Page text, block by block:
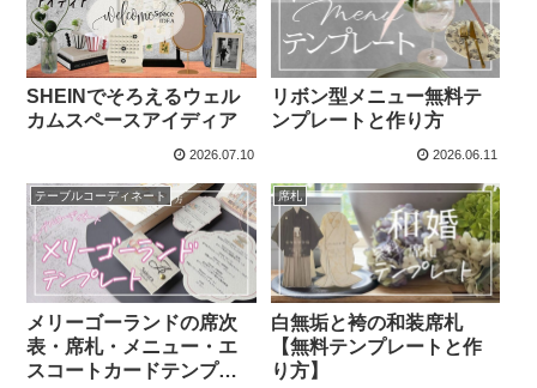
SHEINでそろえるウェル
カムスペースアイディア
2026.07.10
リボン型メニュー無料テ
ンプレートと作り方
2026.06.11
テーブルコーディネート
メリーゴーランドの席次
表・席札・メニュー・エ
スコートカードテンプレ
席札
白無垢と袴の和装席札
【無料テンプレートと作
り方】